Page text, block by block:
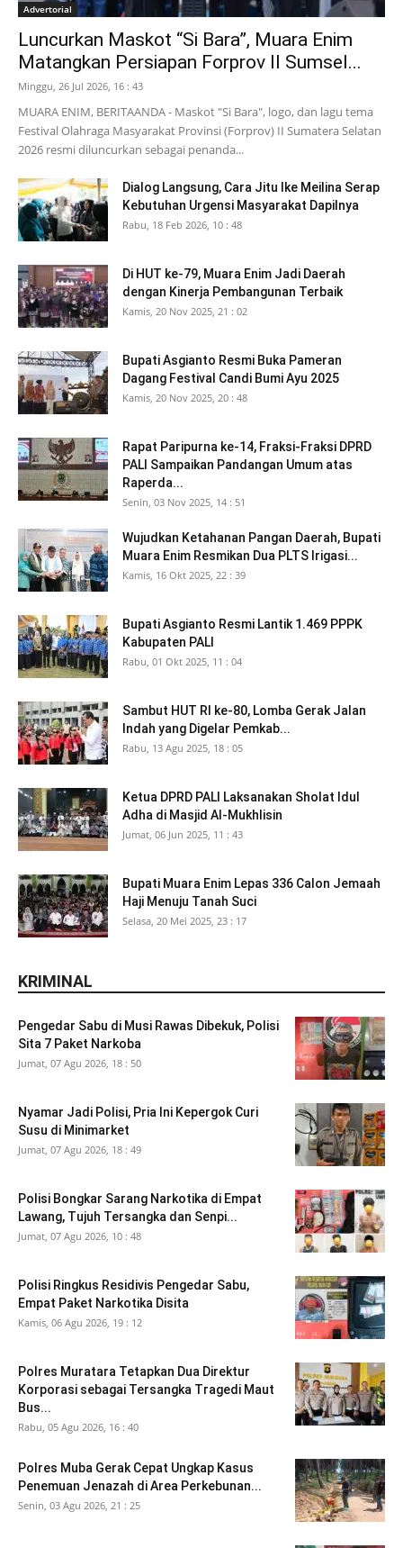
Advertorial
Luncurkan Maskot “Si Bara”, Muara Enim
Matangkan Persiapan Forprov II Sumsel...
Minggu, 26 Jul 2026, 16 : 43
MUARA ENIM, BERITAANDA - Maskot "Si Bara", logo, dan lagu tema
Festival Olahraga Masyarakat Provinsi (Forprov) II Sumatera Selatan
2026 resmi diluncurkan sebagai penanda...
Dialog Langsung, Cara Jitu Ike Meilina Serap
Kebutuhan Urgensi Masyarakat Dapilnya
Rabu, 18 Feb 2026, 10 : 48
Di HUT ke-79, Muara Enim Jadi Daerah
dengan Kinerja Pembangunan Terbaik
Kamis, 20 Nov 2025, 21 : 02
Bupati Asgianto Resmi Buka Pameran
Dagang Festival Candi Bumi Ayu 2025
Kamis, 20 Nov 2025, 20 : 48
Rapat Paripurna ke-14, Fraksi-Fraksi DPRD
PALI Sampaikan Pandangan Umum atas
Raperda...
Senin, 03 Nov 2025, 14 : 51
Wujudkan Ketahanan Pangan Daerah, Bupati
Muara Enim Resmikan Dua PLTS Irigasi...
Kamis, 16 Okt 2025, 22 : 39
Bupati Asgianto Resmi Lantik 1.469 PPPK
Kabupaten PALI
Rabu, 01 Okt 2025, 11 : 04
Sambut HUT RI ke-80, Lomba Gerak Jalan
Indah yang Digelar Pemkab...
Rabu, 13 Agu 2025, 18 : 05
Ketua DPRD PALI Laksanakan Sholat Idul
Adha di Masjid Al-Mukhlisin
Jumat, 06 Jun 2025, 11 : 43
Bupati Muara Enim Lepas 336 Calon Jemaah
Haji Menuju Tanah Suci
Selasa, 20 Mei 2025, 23 : 17
KRIMINAL
Pengedar Sabu di Musi Rawas Dibekuk, Polisi
Sita 7 Paket Narkoba
Jumat, 07 Agu 2026, 18 : 50
Nyamar Jadi Polisi, Pria Ini Kepergok Curi
Susu di Minimarket
Jumat, 07 Agu 2026, 18 : 49
Polisi Bongkar Sarang Narkotika di Empat
Lawang, Tujuh Tersangka dan Senpi...
Jumat, 07 Agu 2026, 10 : 48
Polisi Ringkus Residivis Pengedar Sabu,
Empat Paket Narkotika Disita
Kamis, 06 Agu 2026, 19 : 12
Polres Muratara Tetapkan Dua Direktur
Korporasi sebagai Tersangka Tragedi Maut
Bus...
Rabu, 05 Agu 2026, 16 : 40
Polres Muba Gerak Cepat Ungkap Kasus
Penemuan Jenazah di Area Perkebunan...
Senin, 03 Agu 2026, 21 : 25